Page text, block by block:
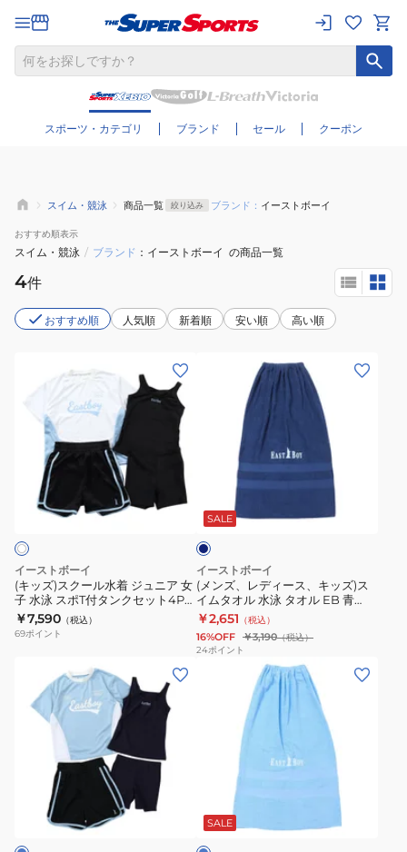
スポーツ・カテゴリ ブランド セール クーポン
さらに絞り込む
スイム・競泳 商品一覧 絞り込み ブランド： イーストボーイ
おすすめ順表示
スイム・競泳 / ブランド イーストボーイ の商品一覧
4件
おすすめ順 人気順 新着順 安い順 高い順
着
ジ
ュ
ニ
ア
ン
イーストボーイ
(キッズ)スクール水着 ジュニア 女
子 水泳 スポT付タンクセット4P
白 130-160サイズ 3363311 4点セ
ット セパレート
￥7,590 （税込）
69ポイント
ス、
キ
ッ
ズ)
ス
イ
ム
ル
EB
SALE
ネ
イ
ビ
イーストボーイ
(メンズ、レディース、キッズ)ス
イムタオル 水泳 タオル EB 青
100cm 4363242BLU ラップタオ
ル 巻きタオル
￥2,651 （税込）
16%OFF ￥3,190（税込）
24ポイント
ズ)
着
ス、
キ
SALE
ラ
イ
ト